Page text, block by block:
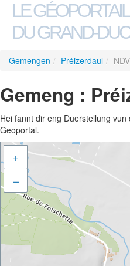
LE
DU GRAND-
Gemengen / Préizerdaul /
Gemeng :
Hei fannt dir eng Duerstellung
Geoportal.
+
–